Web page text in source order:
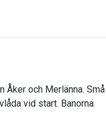
Åker och Merlänna. Små
vid start. Banorna